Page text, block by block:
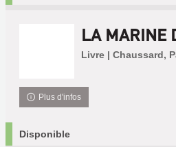
LA MARINE
Livre | Chaussard,
Plus d'infos
Disponible